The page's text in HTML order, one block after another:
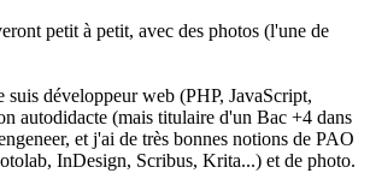
petit à petit, avec des photos (l'une de
suis développeur web (PHP, JavaScript,
autodidacte (mais titulaire d'un Bac +4 dans
et j'ai de très bonnes notions de PAO
InDesign, Scribus, Krita...) et de photo.